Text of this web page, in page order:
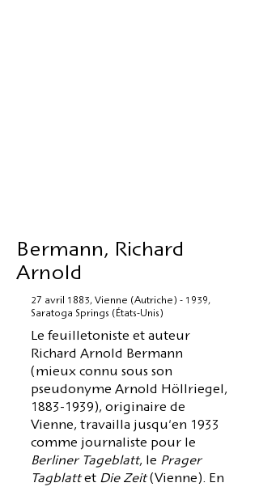
Bermann, Richard
Arnold
27 avril 1883, Vienne (Autriche) - 1939,
Saratoga Springs (États-Unis)
Le feuilletoniste et auteur
Richard Arnold Bermann
(mieux connu sous son
pseudonyme Arnold Höllriegel,
1883-1939), originaire de
Vienne, travailla jusqu'en 1933
comme journaliste pour le
Berliner Tageblatt, le Prager
Tagblattet Die Zeit(Vienne). En